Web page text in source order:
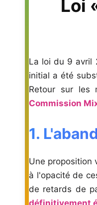
Loi
La loi du 9 avril
initial a été
Retour sur les
Commission
1.
Une proposition
à l'opacité de
de retards de